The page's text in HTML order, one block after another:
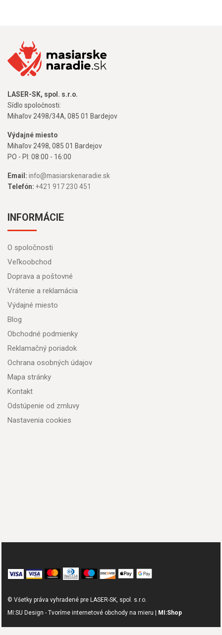
LASER-SK, spol. s.r.o.
Sídlo spoločnosti:
Mihaľov 2498/34A, 085 01 Bardejov
Výdajné miesto
Mihaľov 2498, 085 01 Bardejov
PO - PI: 08:00 - 16:00
Email: info@masiarskenaradie.sk
Telefón: +421 917 230 451
INFORMÁCIE
O spoločnosti
Veľkoobchod
Doprava a poštovné
Vrátenie a reklamácia
Výdajné miesto
Blog
Obchodné podmienky
Reklamačný poriadok
Ochrana osobných údajov
Mapa stránky
Kontakt
Odstúpenie od zmluvy
Nastavenia cookies
© Všetky práva vyhradené pre LASER-SK, spol. s.r.o.
MI:SU Design - Tvoríme internetové obchody na mieru |
MI:Shop